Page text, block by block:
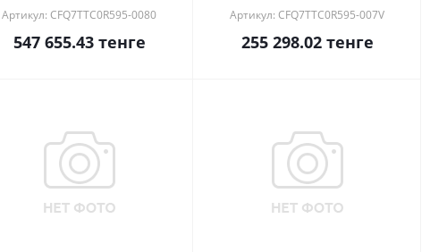
Артикул: CFQ7TTC0R595-0080
547 655.43тенге
Артикул: CFQ7TTC0R595-007V
255 298.02тенге